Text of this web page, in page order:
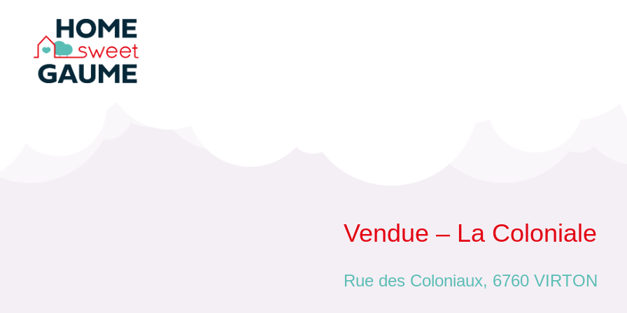
Vendue – La Coloniale
Rue des Coloniaux, 6760 VIRTON